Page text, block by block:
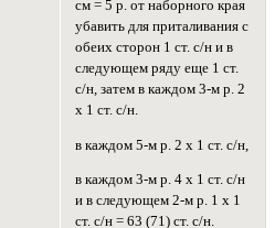
см = 5 р. от наборного края
убавить для приталивания с
обеих сторон 1 ст. с/н и в
следующем ряду еще 1 ст.
c/н, затем в каждом 3-м р. 2
х 1 ст. с/н.
в каждом 5-м р. 2 х 1 ст. c/н,
в каждом 3-м р. 4 х 1 ст. с/н
и в следующем 2-м р. 1 х 1
ст. с/н = 63 (71) ст. с/н.